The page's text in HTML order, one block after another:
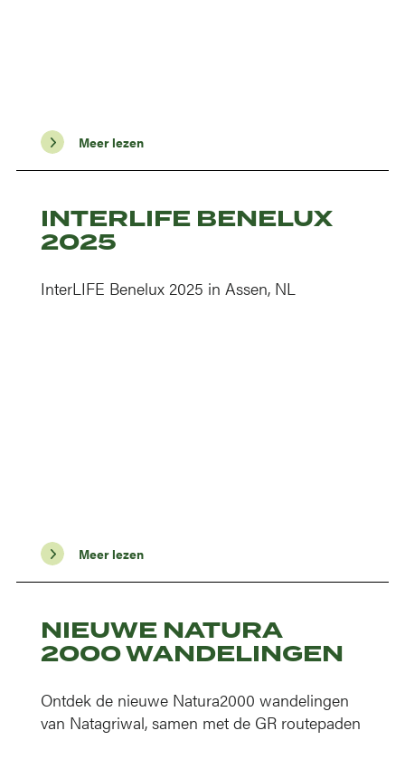
Meer lezen
INTERLIFE BENELUX
2025
InterLIFE Benelux 2025 in Assen, NL
Meer lezen
NIEUWE NATURA
2000 WANDELINGEN
Ontdek de nieuwe Natura2000 wandelingen
van Natagriwal, samen met de GR routepaden